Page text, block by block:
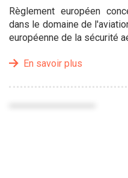
Règlement européen
dans le domaine de
européenne de la sécurité
En savoir plus